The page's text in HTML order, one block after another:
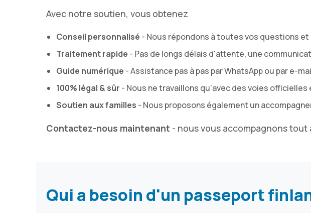
Avec notre soutien, vous obtenez
Conseil personnalisé - Nous répondons à toutes vos questions
Traitement rapide - Pas de longs délais d'attente, une
Guide numérique - Assistance pas à pas par WhatsApp ou par e-
100% légal & sûr - Nous ne travaillons qu'avec des voies
Soutien aux familles - Nous proposons également un
Contactez-nous maintenant - nous vous accompagnons tout
Qui a besoin d'un passeport